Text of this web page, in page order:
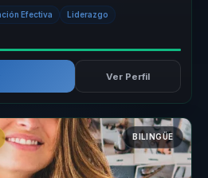
Efectiva Liderazgo
Ver Perfil
BILINGÜE